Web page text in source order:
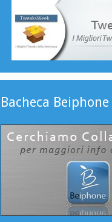
Bacheca Beiphone